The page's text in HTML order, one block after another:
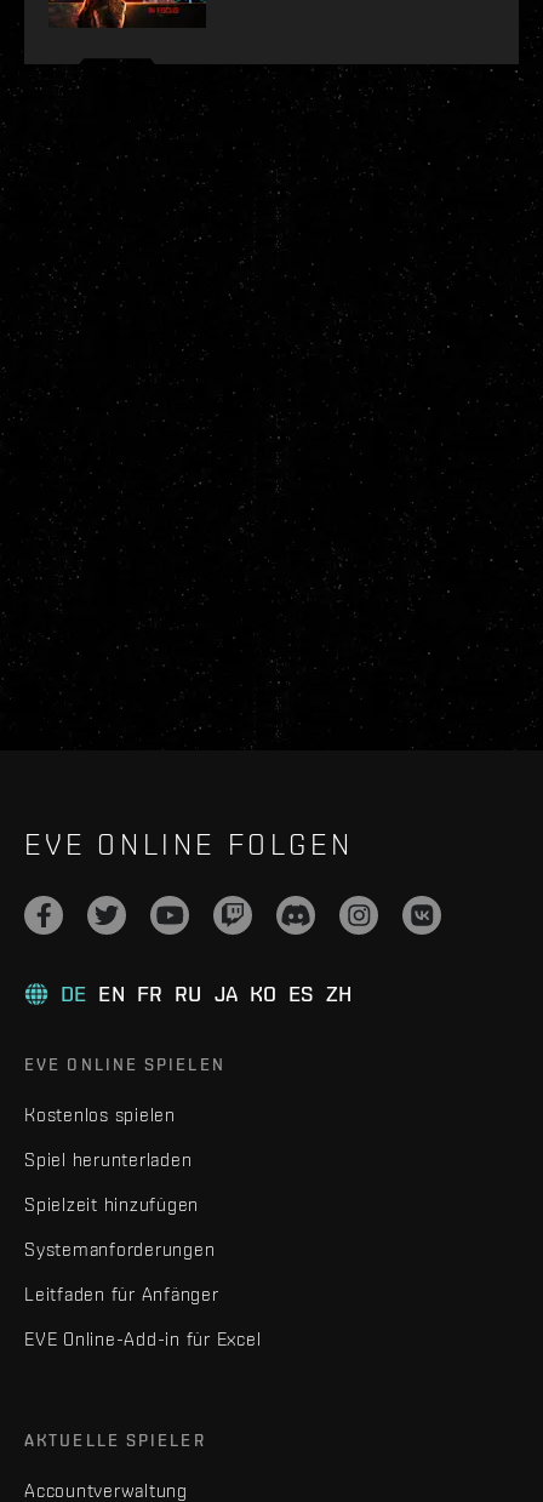
EVE ONLINE FOLGEN
DE EN FR RU JA KO ES ZH
EVE ONLINE SPIELEN
Kostenlos spielen
Spiel herunterladen
Spielzeit hinzufügen
Systemanforderungen
Leitfaden für Anfänger
EVE Online-Add-in für Excel
AKTUELLE SPIELER
Accountverwaltung